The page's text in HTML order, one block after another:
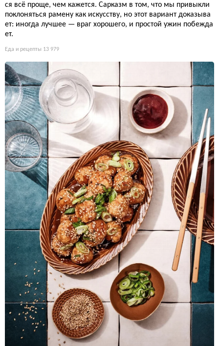
ся всё проще, чем кажется. Сарказм в том, что мы привыкли
поклоняться рамену как искусству, но этот вариант доказыва
ет: иногда лучшее — враг хорошего, и простой ужин побежда
ет.
Еда и рецепты 13 979